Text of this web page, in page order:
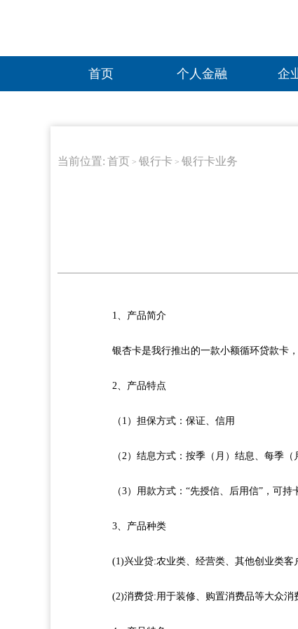
首页 个人金融 企
当前位置: 首页 > 银行卡 > 银行卡业务
1、产品简介
银杏卡是我行推出的一款小额循环贷款卡
2、产品特点
（1）担保方式：保证、信用
（2）结息方式：按季（月）结息、每季（
（3）用款方式：“先授信、后用信”，可
3、产品种类
(1)兴业贷:农业类、经营类、其他创业类
(2)消费贷:用于装修、购置消费品等大众消